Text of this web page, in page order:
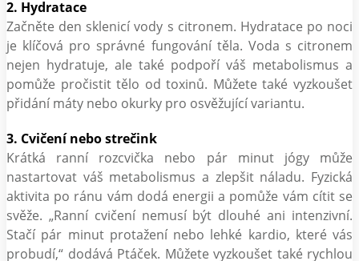
2. Hydratace
Začněte den sklenicí vody s citronem. Hydratace po noci
je klíčová pro správné fungování těla. Voda s citronem
nejen hydratuje, ale také podpoří váš metabolismus a
pomůže pročistit tělo od toxinů. Můžete také vyzkoušet
přidání máty nebo okurky pro osvěžující variantu.
3. Cvičení nebo strečink
Krátká ranní rozcvička nebo pár minut jógy může
nastartovat váš metabolismus a zlepšit náladu. Fyzická
aktivita po ránu vám dodá energii a pomůže vám cítit se
svěže. „Ranní cvičení nemusí být dlouhé ani intenzivní.
Stačí pár minut protažení nebo lehké kardio, které vás
probudí,“ dodává Ptáček. Můžete vyzkoušet také rychlou